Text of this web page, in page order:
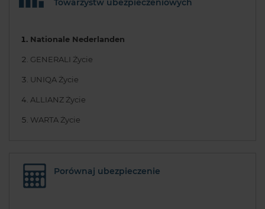
Towarzystw ubezpieczeniowych
Nationale Nederlanden
GENERALI Życie
UNIQA Życie
ALLIANZ Życie
WARTA Życie
Porównaj ubezpieczenie